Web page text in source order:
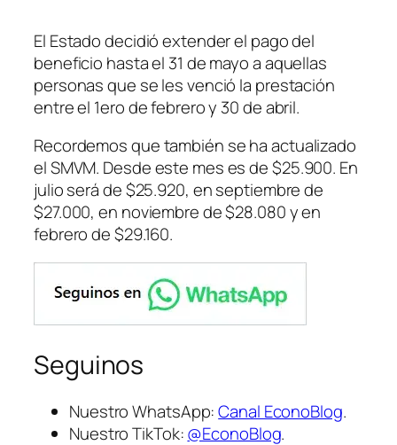
El Estado decidió extender el pago del
beneficio hasta el 31 de mayo a aquellas
personas que se les venció la prestación
entre el 1ero de febrero y 30 de abril.
Recordemos que también se ha actualizado
el SMVM. Desde este mes es de $25.900. En
julio será de $25.920, en septiembre de
$27.000, en noviembre de $28.080 y en
febrero de $29.160.
Seguinos
Nuestro WhatsApp:Canal EconoBlog.
Nuestro TikTok:@EconoBlog.